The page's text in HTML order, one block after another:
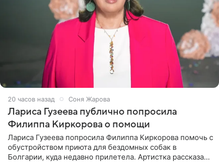
20 часов назад Соня Жарова
Лариса Гузеева публично попросила
Филиппа Киркорова о помощи
Лариса Гузеева попросила Филиппа Киркорова помочь с
обустройством приюта для бездомных собак в
Болгарии, куда недавно прилетела. Артистка рассказала